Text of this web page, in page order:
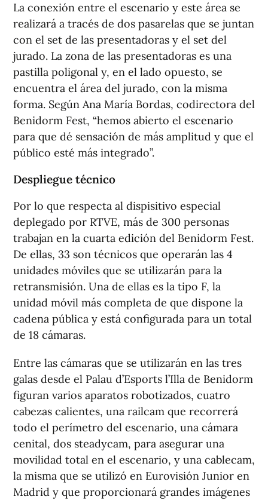
La conexión entre el escenario y este área se
realizará a tracés de dos pasarelas que se juntan
con el set de las presentadoras y el set del
jurado. La zona de las presentadoras es una
pastilla poligonal y, en el lado opuesto, se
encuentra el área del jurado, con la misma
forma. Según Ana María Bordas, codirectora del
Benidorm Fest, “hemos abierto el escenario
para que dé sensación de más amplitud y que el
público esté más integrado”.
Despliegue técnico
Por lo que respecta al dispisitivo especial
deplegado por RTVE, más de 300 personas
trabajan en la cuarta edición del Benidorm Fest.
De ellas, 33 son técnicos que operarán las 4
unidades móviles que se utilizarán para la
retransmisión. Una de ellas es la tipo F, la
unidad móvil más completa de que dispone la
cadena pública y está configurada para un total
de 18 cámaras.
Entre las cámaras que se utilizarán en las tres
galas desde el Palau d’Esports l’Illa de Benidorm
figuran varios aparatos robotizados, cuatro
cabezas calientes, una railcam que recorrerá
todo el perímetro del escenario, una cámara
cenital, dos steadycam, para asegurar una
movilidad total en el escenario, y una cablecam,
la misma que se utilizó en Eurovisión Junior en
Madrid y que proporcionará grandes imágenes